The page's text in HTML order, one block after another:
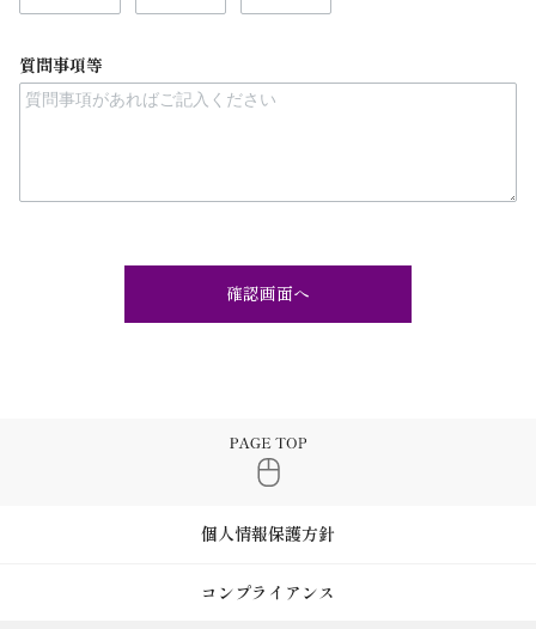
質問事項等
個人情報保護方針
コンプライアンス